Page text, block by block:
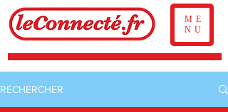
ME
NU
RECHERCHER